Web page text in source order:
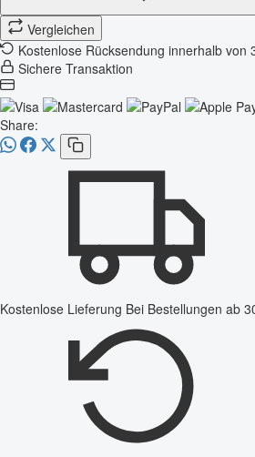
Vergleichen
Kostenlose Rücksendung innerhalb von
Sichere Transaktion
Share:
Kostenlose Lieferung Bei Bestellungen ab